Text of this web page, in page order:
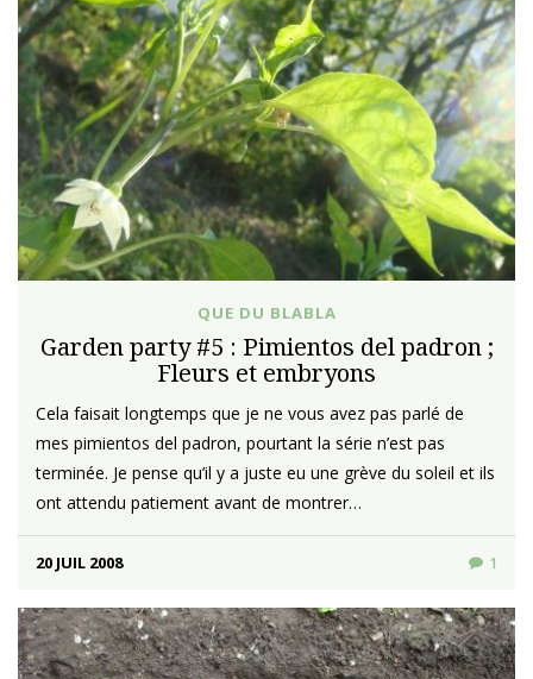
QUE DU BLABLA
Garden party #5 : Pimientos del padron ;
Fleurs et embryons
Cela faisait longtemps que je ne vous avez pas parlé de
mes pimientos del padron, pourtant la série n’est pas
terminée. Je pense qu’il y a juste eu une grève du soleil et ils
ont attendu patiement avant de montrer…
20 JUIL 2008 1